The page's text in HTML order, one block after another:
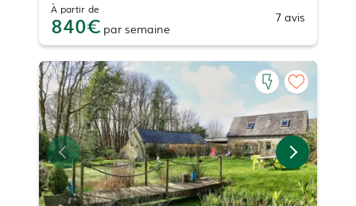
À partir de
840 par semaine
7 avis